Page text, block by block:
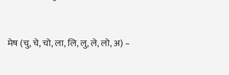
मेष (चु, चे, चो, ला, लि, लु, ले, लो, अ) –